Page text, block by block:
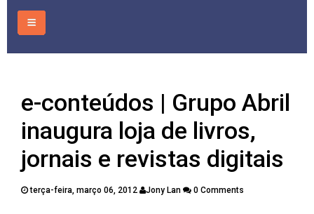
CONSULTORIA
ASSUNTOS
PUBLICAÇÕES
e-conteúdos | Grupo Abril
inaugura loja de livros,
jornais e revistas digitais
terça-feira, março 06, 2012 Jony Lan 0 Comments